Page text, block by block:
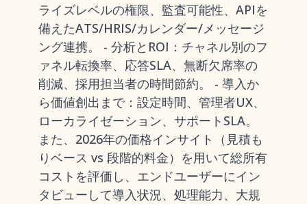
ライズレベルの権限、監査可能性、APIを
備えたATS/HRIS/カレンダー/メッセージ
ング連携。 - 分析とROI：チャネル別のフ
ァネル転換率、応答SLA、無断欠席率の
削減、採用担当者の時間節約。 - 導入か
ら価値創出まで：設定時間、管理者UX、
ローカライゼーション、サポートSLA。
また、2026年の価格インサイト（見積も
りベース vs 段階的料金）を用いて総所有
コストを評価し、エンドユーザーにイン
タビューして導入状況、処理能力、大規